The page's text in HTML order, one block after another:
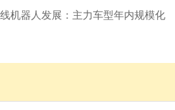
机器人发展：主力车型年内规模化